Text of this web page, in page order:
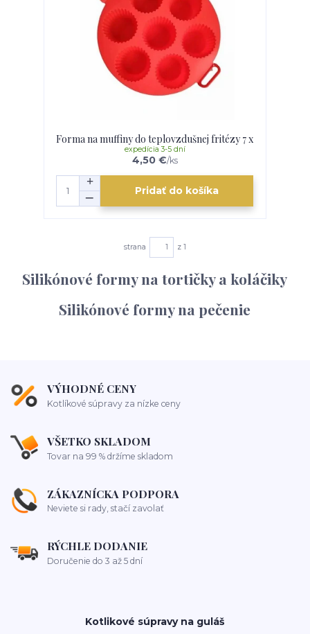
Forma na muffiny do teplovzdušnej fritézy 7 x
4,50 €/ks
expedícia 3-5 dní
Pridať do košíka
strana z 1
Silikónové formy na tortičky a koláčiky
Silikónové formy na pečenie
VÝHODNÉ CENY
Kotlíkové súpravy za nízke ceny
VŠETKO SKLADOM
Tovar na 99 % držíme skladom
ZÁKAZNÍCKA PODPORA
Neviete si rady, stačí zavolať
RÝCHLE DODANIE
Doručenie do 3 až 5 dní
Kotlikové súpravy na guláš